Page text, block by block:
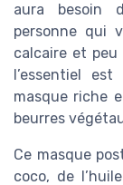
aura besoin
personne qui
calcaire et peu
l’essentiel
masque riche
beurres
Ce masque
coco, de